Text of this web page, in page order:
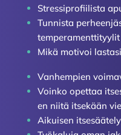
Stressiprofiilista
Tunnista
temperamenttityylit
Mikä motivoi lastasi
Vanhempien
Voinko opettaa
en niitä itsekään
Aikuisen